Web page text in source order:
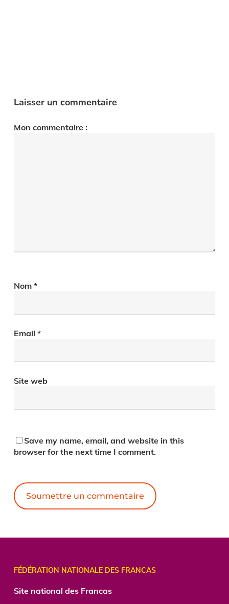
Laisser un commentaire
Mon commentaire :
Nom *
Email *
Site web
Save my name, email, and website in this
browser for the next time I comment.
FÉDÉRATION NATIONALE DES FRANCAS
Site national des Francas